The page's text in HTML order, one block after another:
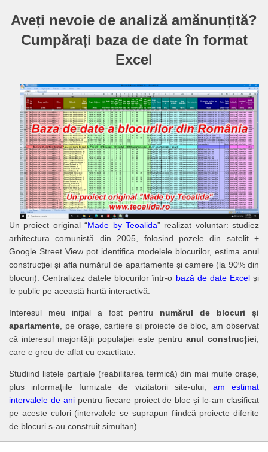
Aveți nevoie de analiză amănunțită?
Cumpărați baza de date în format
Excel
Un proiect original “Made by Teoalida” realizat voluntar: studiez
arhitectura comunistă din 2005, folosind pozele din satelit +
Google Street View pot identifica modelele blocurilor, estima anul
construcției și afla numărul de apartamente și camere (la 90% din
blocuri). Centralizez datele blocurilor într-o bază de date Excelși
le public pe această hartă interactivă.
Interesul meu inițial a fost pentru numărul de blocuri și
apartamente , pe orașe, cartiere și proiecte de bloc, am observat
că interesul majorității populației este pentru anul construcției
care e greu de aflat cu exactitate.
Studiind listele parțiale (reabilitarea termică) din mai multe orașe,
plus informațiile furnizate de vizitatorii site-ului, am estimat
intervalele de anipentru fiecare proiect de bloc și le-am clasificat
pe aceste culori (intervalele se suprapun fiindcă proiecte diferite
de blocuri s-au construit simultan).